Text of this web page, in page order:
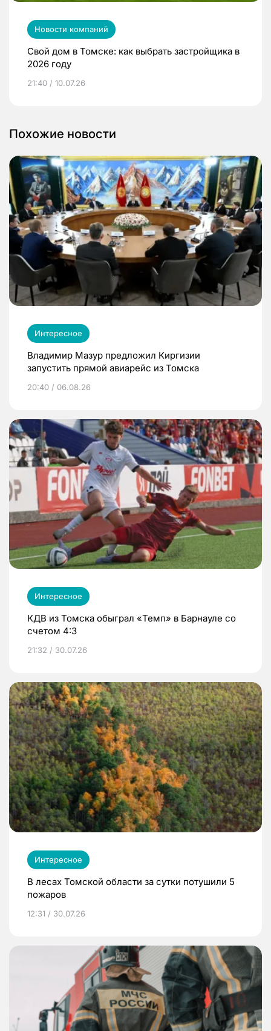
Новости компаний
Свой дом в Томске: как выбрать застройщика в
2026 году
21:40 / 10.07.26
Похожие новости
Интересное
Владимир Мазур предложил Киргизии
запустить прямой авиарейс из Томска
20:40 / 06.08.26
Интересное
КДВ из Томска обыграл «Темп» в Барнауле со
счетом 4:3
21:32 / 30.07.26
Интересное
В лесах Томской области за сутки потушили 5
пожаров
12:31 / 30.07.26